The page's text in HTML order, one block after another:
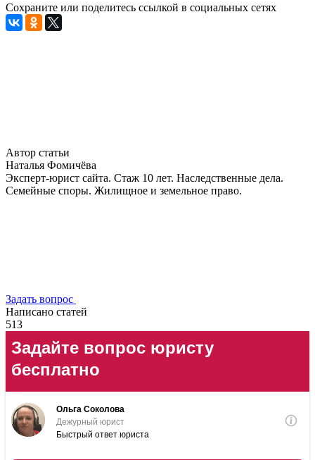
Сохраните или поделитесь ссылкой в социальных сетях
Автор статьи
Наталья Фомичёва
Эксперт-юрист сайта. Стаж 10 лет. Наследственные дела.
Семейные споры. Жилищное и земельное право.
Задать вопрос
Написано статей
513